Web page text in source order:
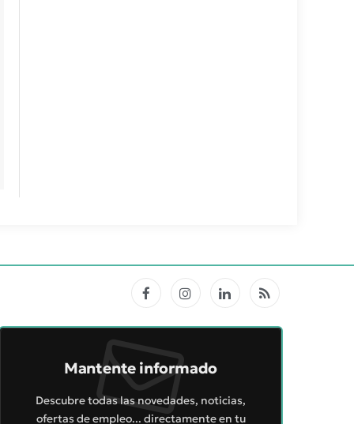
FacebookInstagramLinkedInRSS
Mantente informado
Descubre todas las novedades, noticias,
ofertas de empleo... directamente en tu